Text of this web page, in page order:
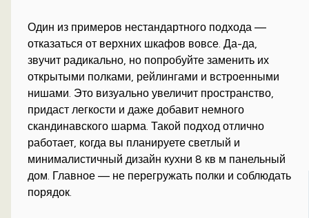
Один из примеров нестандартного подхода —
отказаться от верхних шкафов вовсе. Да-да,
звучит радикально, но попробуйте заменить их
открытыми полками, рейлингами и встроенными
нишами. Это визуально увеличит пространство,
придаст легкости и даже добавит немного
скандинавского шарма. Такой подход отлично
работает, когда вы планируете светлый и
минималистичный дизайн кухни 8 кв м панельный
дом. Главное — не перегружать полки и соблюдать
порядок.